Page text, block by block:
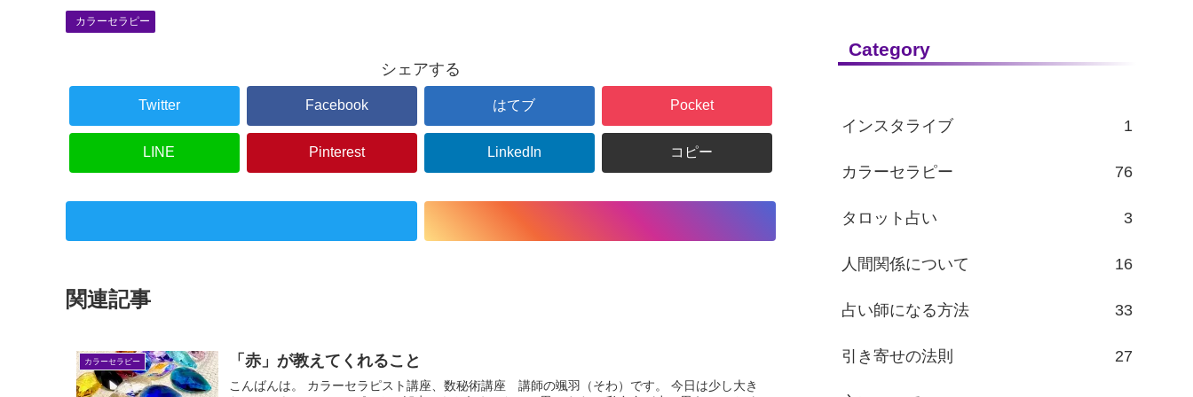
カラーセラピー
シェアする
Twitter Facebook はてブ Pocket
LINE Pinterest LinkedIn コピー
関連記事
カラーセラピー 「赤」が教えてくれること
こんばんは。 カラーセラピスト講座、数秘術講座 講師の颯羽（そわ）です。 今日は少し大き
Category
インスタライブ 1
カラーセラピー 76
タロット占い 3
人間関係について 16
占い師になる方法 33
引き寄せの法則 27